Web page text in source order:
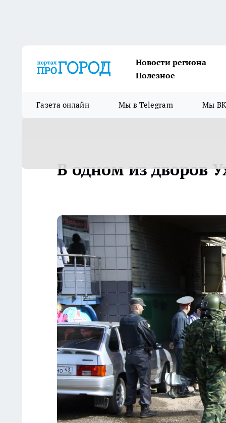
Новости региона
Полезное
Газета онлайн Мы в Telegram Мы
В одном из дворов